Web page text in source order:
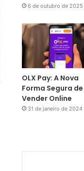
6 de outubro de 2025
OLX Pay: A Nova
Forma Segura de
Vender Online
31 de janeiro de 2024